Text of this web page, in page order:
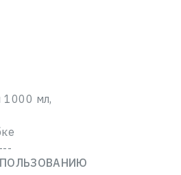
Э-почта
1000 мл,дальше.
телефона*
ЗАЯВКА ПОЛУЧЕНА.
с вами в течение 1
дня.